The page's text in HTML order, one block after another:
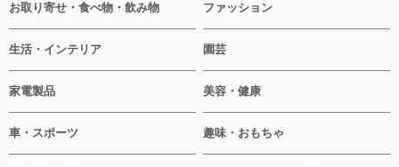
お取り寄せ・食べ物・飲み物 ファッション
生活・インテリア 園芸
家電製品 美容・健康
車・スポーツ 趣味・おもちゃ